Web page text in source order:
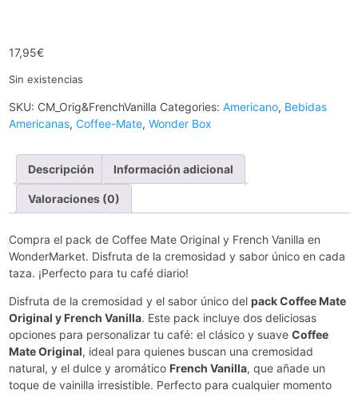
17,95€
Sin existencias
SKU: CM_Orig&FrenchVanilla Categories: Americano, Bebidas
Americanas, Coffee-Mate, Wonder Box
Descripción Información adicional
Valoraciones (0)
Compra el pack de Coffee Mate Original y French Vanilla en
WonderMarket. Disfruta de la cremosidad y sabor único en cada
taza. ¡Perfecto para tu café diario!
Disfruta de la cremosidad y el sabor único del pack Coffee Mate
Original y French Vanilla. Este pack incluye dos deliciosas
opciones para personalizar tu café: el clásico y suave Coffee
Mate Original, ideal para quienes buscan una cremosidad
natural, y el dulce y aromático French Vanilla, que añade un
toque de vainilla irresistible. Perfecto para cualquier momento